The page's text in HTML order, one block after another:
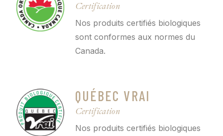
Certification
Nos produits certifiés biologiques
sont conformes aux normes du
Canada.
QUÉBEC VRAI
Certification
Nos produits certifiés biologiques